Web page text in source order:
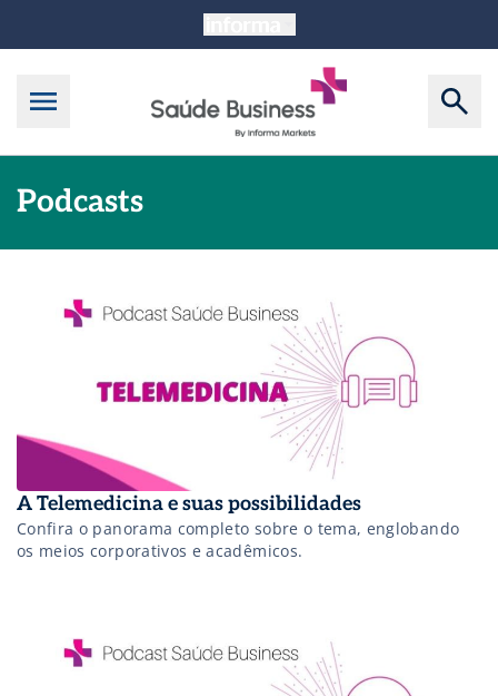
Podcasts
A Telemedicina e suas possibilidades
Confira o panorama completo sobre o tema, englobando
os meios corporativos e acadêmicos.